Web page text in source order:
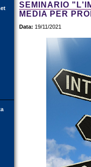
SEMINARIO
MEDIA PER
Data: 19/11/2021